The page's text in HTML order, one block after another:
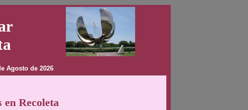
Agosto de 2026
Recoleta